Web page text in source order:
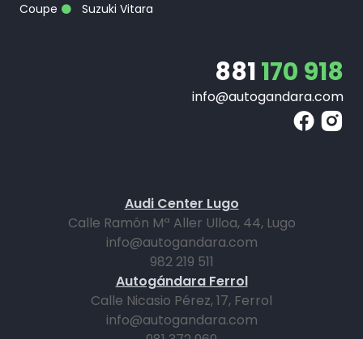
Coupe
Suzuki Vitara
881170 918
info@autogandara.com
Audi Center Lugo
Calle Ramón Mª Aller Ulloa, 44, Lugo
info@autogandara.com
982 219 511
Autogándara Ferrol
Calle Nicasio Pérez, 17, Ferrol
info@autogandara.com